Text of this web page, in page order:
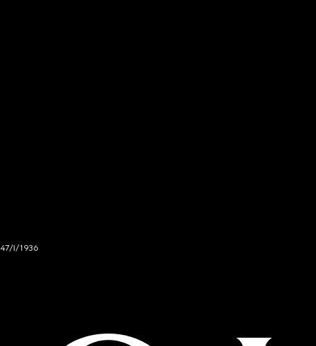
I/1936